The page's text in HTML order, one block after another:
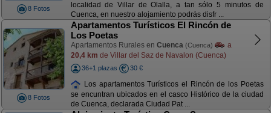
8 Fotos
localidad de Villar de Olalla, a tan sólo 5 minutos de
Cuenca, en nuestro alojamiento podrás disfr ...
8 Fotos
Apartamentos Turísticos El Rincón de
Los Poetas
Apartamentos Rurales en Cuenca (Cuenca)
a
20,4 km de Villar del Saz de Navalon (Cuenca)
36+1 plazas 30 €
Los apartamentos Turísticos el Rincón de los Poetas
se encuntran ubicados en el casco Histórico de la ciudad
de Cuenca, declarada Ciudad Pat ...